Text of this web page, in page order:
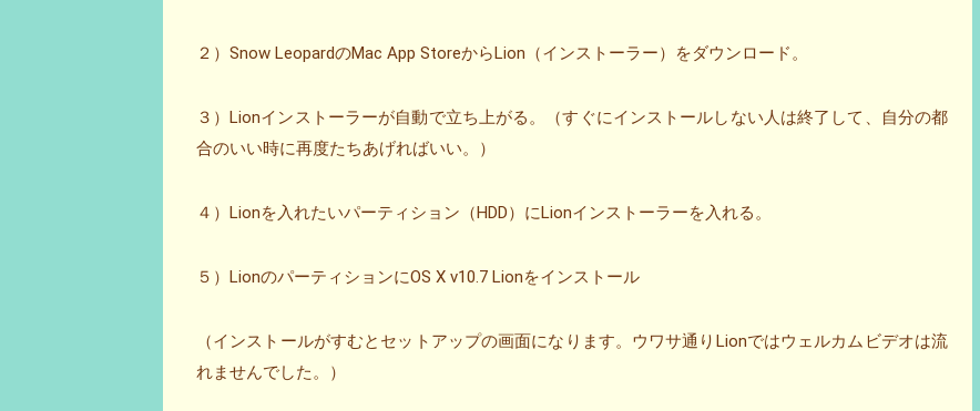
２）Snow LeopardのMac App StoreからLion（インストーラー）をダウンロード。
３）Lionインストーラーが自動で立ち上がる。（すぐにインストールしない人は終了して、自分の都
合のいい時に再度たちあげればいい。）
４）Lionを入れたいパーティション（HDD）にLionインストーラーを入れる。
５）LionのパーティションにOS X v10.7 Lionをインストール
（インストールがすむとセットアップの画面になります。ウワサ通りLionではウェルカムビデオは流
れませんでした。）